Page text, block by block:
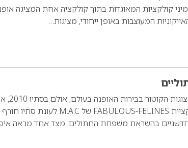
הצד האפל של כל אחד מאיתנו. 4 מיני קולקציות המאוגדות בתוך קולקציה אחת המציגה
המעוצבות באופן ייחודי, מציגות…
איפור בסגנון חתולי, היה הכרח בתצוגות הקוטור
עדים לטוויסט מודרני ומפתה. קולקציית FABULOUS-FELINES של M.A.C לעונת סתיו חורף
מראות איפור חדשניים בהשראת משפחת החתולים. מצד אחד מראה